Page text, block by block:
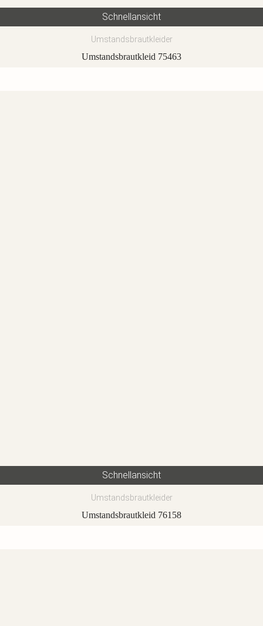
Schnellansicht
Umstandsbrautkleider
Umstandsbrautkleid 75463
Schnellansicht
Umstandsbrautkleider
Umstandsbrautkleid 76158